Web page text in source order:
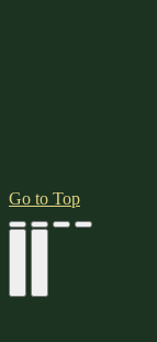
Go to Top